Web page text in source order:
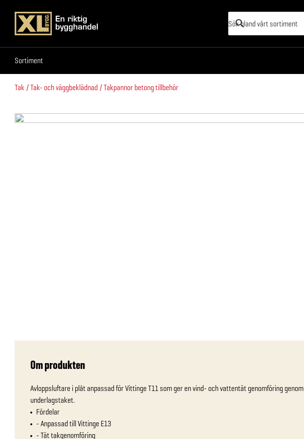
Sortiment
Sortiment
Tak Tak- och väggbeklädnad Takpannor betong tillbehör
Om produkten
Avloppsluftare i plåt anpassad för Vittinge T11 som ger en vind- och vattentät genomföring genom
underlagstaket.
Fördelar
- Anpassad till Vittinge E13
- Tät takgenomföring